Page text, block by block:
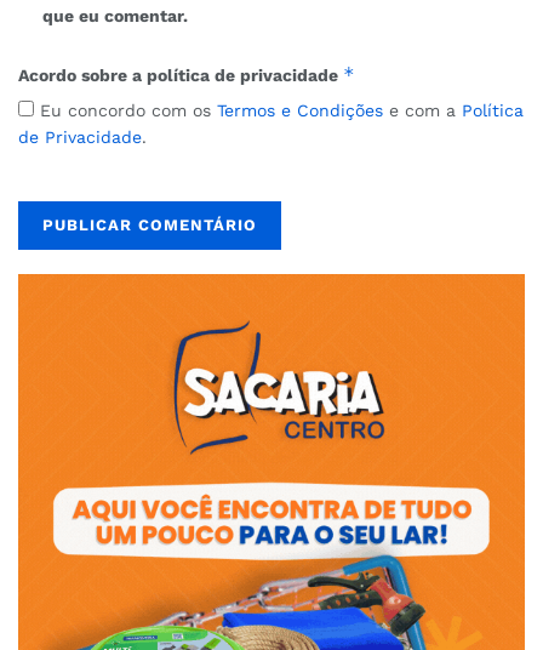
que eu comentar.
Acordo sobre a política de privacidade *
Eu concordo com os Termos e Condições e com a Política
de Privacidade.